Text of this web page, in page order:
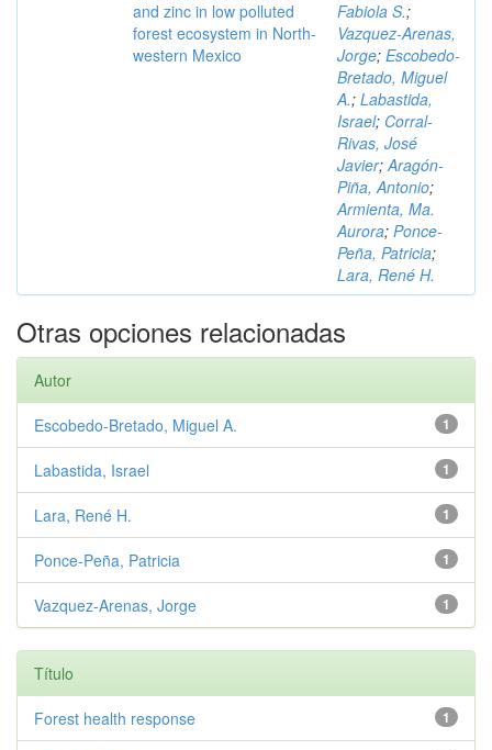
and zinc in low polluted
forest ecosystem in North-
western Mexico
Fabiola S.;
Vazquez-Arenas,
Jorge; Escobedo-
Bretado, Miguel
A.; Labastida,
Israel; Corral-
Rivas, José
Javier;Aragón-
Piña, Antonio;
Armienta, Ma.
Aurora; Ponce-
Peña, Patricia;
Lara, René H.
Otras opciones relacionadas
Autor
1
Escobedo-Bretado, Miguel A.
1
Labastida, Israel
1
Lara, René H.
1
Ponce-Peña, Patricia
1
Vazquez-Arenas, Jorge
Título
1
Forest health response